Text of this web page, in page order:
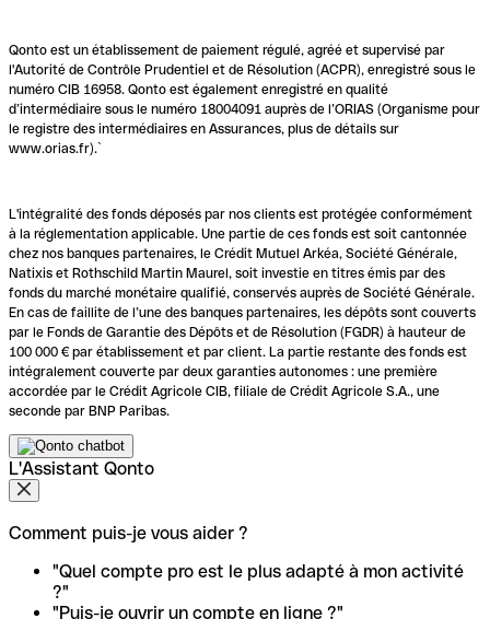
Qonto est un établissement de paiement régulé, agréé et supervisé par
l'Autorité de Contrôle Prudentiel et de Résolution (ACPR), enregistré sous le
numéro CIB 16958. Qonto est également enregistré en qualité
d’intermédiaire sous le numéro 18004091 auprès de l’ORIAS (Organisme pour
le registre des intermédiaires en Assurances, plus de détails sur
www.orias.fr).`
L'intégralité des fonds déposés par nos clients est protégée conformément
à la réglementation applicable. Une partie de ces fonds est soit cantonnée
chez nos banques partenaires, le Crédit Mutuel Arkéa, Société Générale,
Natixis et Rothschild Martin Maurel, soit investie en titres émis par des
fonds du marché monétaire qualifié, conservés auprès de Société Générale.
En cas de faillite de l’une des banques partenaires, les dépôts sont couverts
par le Fonds de Garantie des Dépôts et de Résolution (FGDR) à hauteur de
100 000 € par établissement et par client. La partie restante des fonds est
intégralement couverte par deux garanties autonomes : une première
accordée par le Crédit Agricole CIB, filiale de Crédit Agricole S.A., une
seconde par BNP Paribas.
L'Assistant Qonto
Comment puis-je vous aider ?
"Quel compte pro est le plus adapté à mon activité
?"
"Puis-je ouvrir un compte en ligne ?"